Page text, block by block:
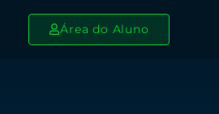
Área do Aluno